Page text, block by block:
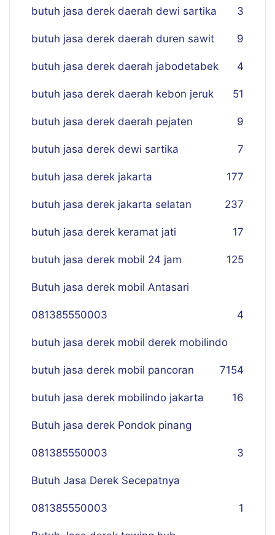
butuh jasa derek daerah dewi sartika 3
butuh jasa derek daerah duren sawit 9
butuh jasa derek daerah jabodetabek 4
butuh jasa derek daerah kebon jeruk 51
butuh jasa derek daerah pejaten 9
butuh jasa derek dewi sartika 7
butuh jasa derek jakarta 177
butuh jasa derek jakarta selatan 237
butuh jasa derek keramat jati 17
butuh jasa derek mobil 24 jam 125
Butuh jasa derek mobil Antasari
081385550003 4
butuh jasa derek mobil derek mobilindo
154
butuh jasa derek mobil pancoran 7
butuh jasa derek mobilindo jakarta 16
Butuh jasa derek Pondok pinang
081385550003 3
Butuh Jasa Derek Secepatnya
081385550003 1